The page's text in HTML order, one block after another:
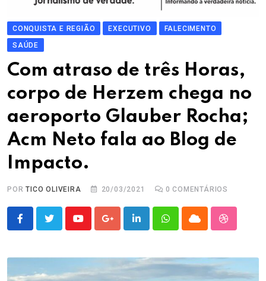
CONQUISTA E REGIÃO EXECUTIVO
FALECIMENTO
SAÚDE
Com atraso de três Horas,
corpo de Herzem chega no
aeroporto Glauber Rocha;
Acm Neto fala ao Blog de
Impacto.
PORTICO OLIVEIRA 20/03/2021 0 COMENTÁRIOS
YoutubeGoogle+LinkedInWhatsappCloud